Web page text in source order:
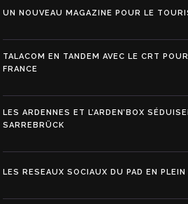
UN NOUVEAU MAGAZINE POUR LE
TALACOM EN TANDEM AVEC LE CRT
FRANCE
LES ARDENNES ET L’ARDEN’BOX
SARREBRÜCK
LES RESEAUX SOCIAUX DU PAD EN PLEIN